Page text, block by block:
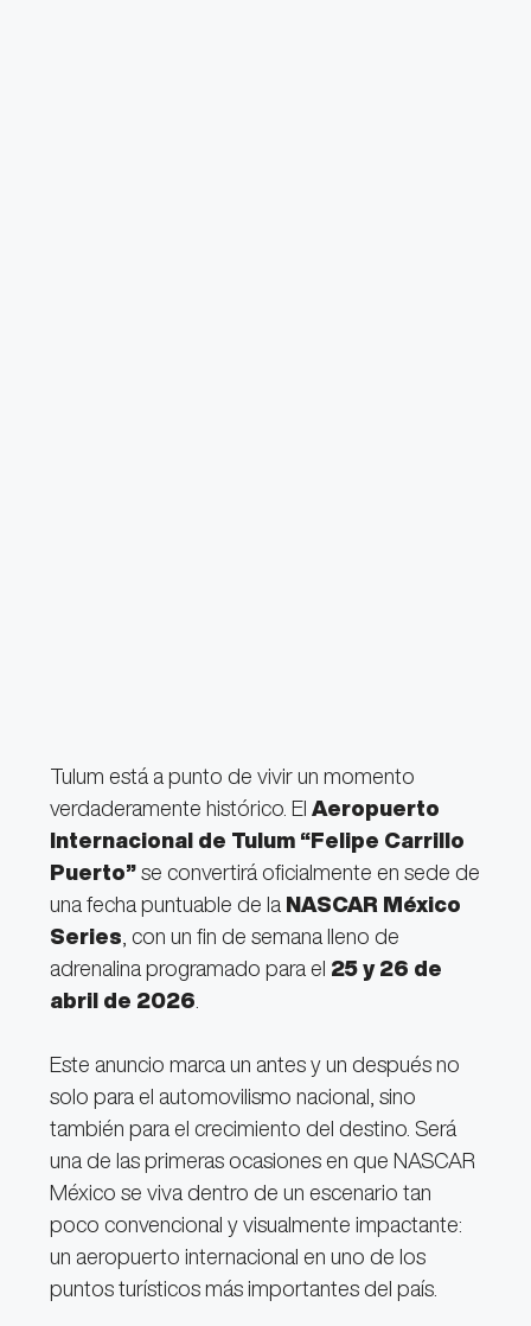
Tulum está a punto de vivir un momento
verdaderamente histórico. El Aeropuerto
Internacional de Tulum “Felipe Carrillo
Puerto” se convertirá oficialmente en sede de
una fecha puntuable de la NASCAR México
Series , con un fin de semana lleno de
adrenalina programado para el 25 y 26 de
abril de 2026
Este anuncio marca un antes y un después no
solo para el automovilismo nacional, sino
también para el crecimiento del destino. Será
una de las primeras ocasiones en que NASCAR
México se viva dentro de un escenario tan
poco convencional y visualmente impactante:
un aeropuerto internacional en uno de los
puntos turísticos más importantes del país.